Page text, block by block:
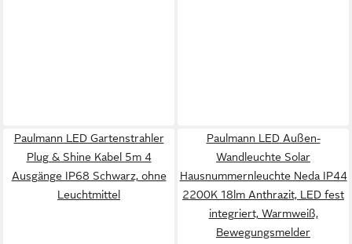
Paulmann LED Gartenstrahler
Plug & Shine Kabel 5m 4
Ausgänge IP68 Schwarz, ohne
Leuchtmittel
Paulmann LED Außen-
Wandleuchte Solar
Hausnummernleuchte Neda IP44
2200K 18lm Anthrazit, LED fest
integriert, Warmweiß,
Bewegungsmelder